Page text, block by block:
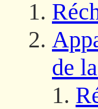
de